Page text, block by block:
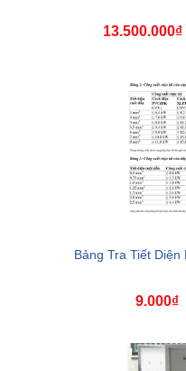
13.500.000₫
Bảng Tra Tiết Diện
9.000₫